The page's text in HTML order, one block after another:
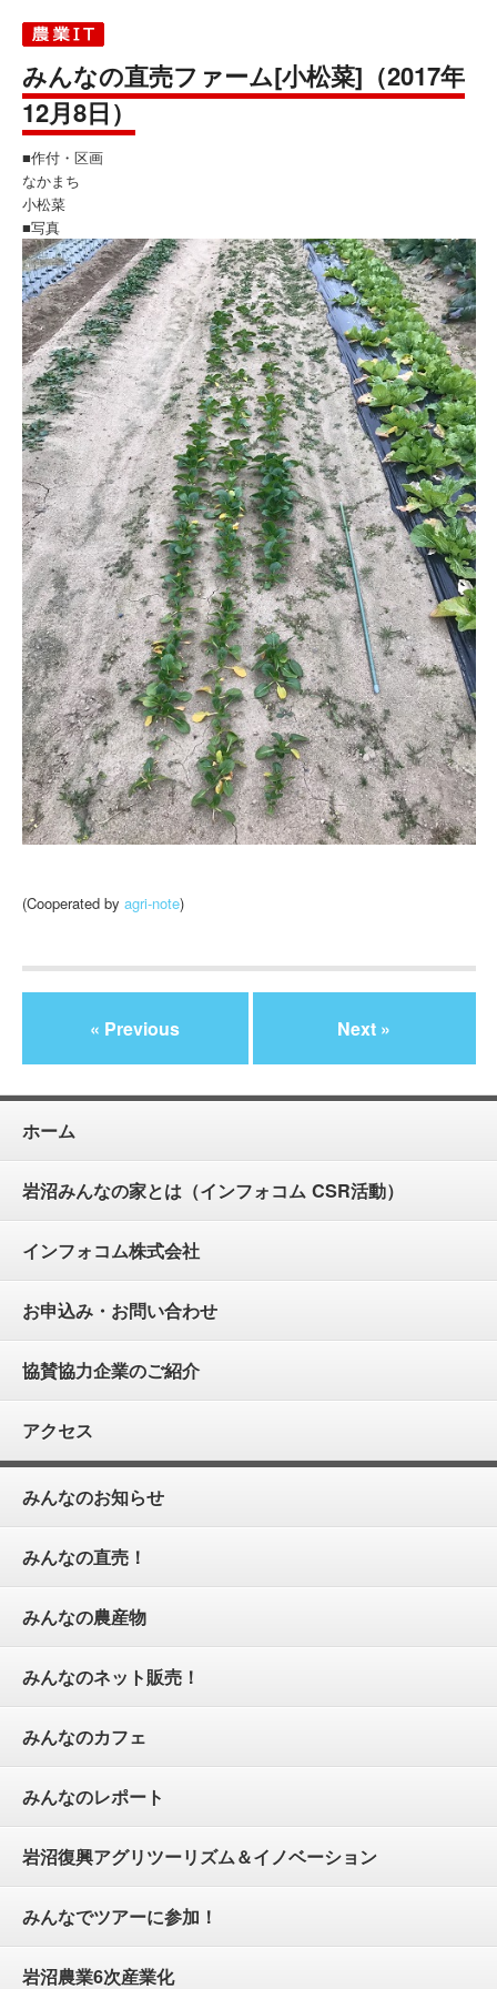
みんなの直売ファーム[小松菜]（2017年
12月8日）
■作付・区画
なかまち
小松菜
■写真
(Cooperated by agri-note)
« Previous Next »
ホーム
岩沼みんなの家とは（インフォコム CSR活動）
インフォコム株式会社
お申込み・お問い合わせ
協賛協力企業のご紹介
アクセス
みんなのお知らせ
みんなの直売！
みんなの農産物
みんなのネット販売！
みんなのカフェ
みんなのレポート
岩沼復興アグリツーリズム＆イノベーション
みんなでツアーに参加！
岩沼農業6次産業化